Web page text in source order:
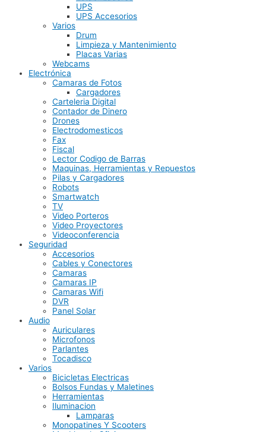
UPS
UPS Accesorios
Varios
Drum
Limpieza y Mantenimiento
Placas Varias
Webcams
Electrónica
Camaras de Fotos
Cargadores
Carteleria Digital
Contador de Dinero
Drones
Electrodomesticos
Fax
Fiscal
Lector Codigo de Barras
Maquinas, Herramientas y Repuestos
Pilas y Cargadores
Robots
Smartwatch
TV
Video Porteros
Video Proyectores
Videoconferencia
Seguridad
Accesorios
Cables y Conectores
Camaras
Camaras IP
Camaras Wifi
DVR
Panel Solar
Audio
Auriculares
Microfonos
Parlantes
Tocadisco
Varios
Bicicletas Electricas
Bolsos Fundas y Maletines
Herramientas
Iluminacion
Lamparas
Monopatines Y Scooters